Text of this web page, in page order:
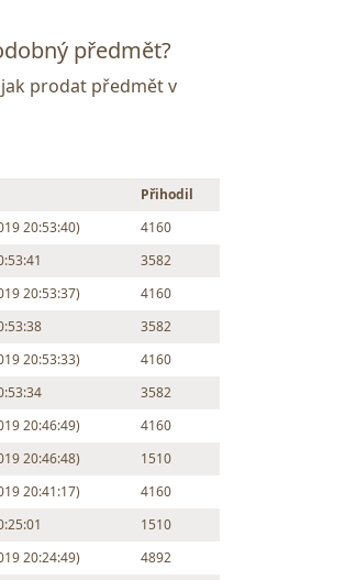
předmět?
prodat předmět v
Přihodil
20:53:40)
4160
3582
20:53:37)
4160
3582
20:53:33)
4160
3582
20:46:49)
4160
20:46:48)
1510
20:41:17)
4160
1510
20:24:49)
4892